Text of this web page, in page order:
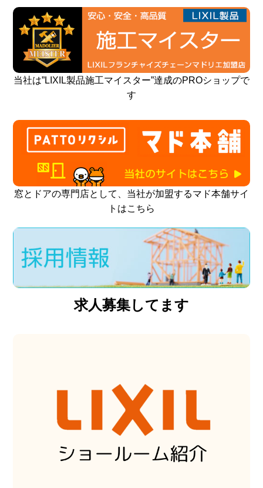
当社は”LIXIL製品施工マイスター”達成のPROショップで
す
窓とドアの専門店として、当社が加盟するマド本舗サイ
トはこちら
求人募集してます